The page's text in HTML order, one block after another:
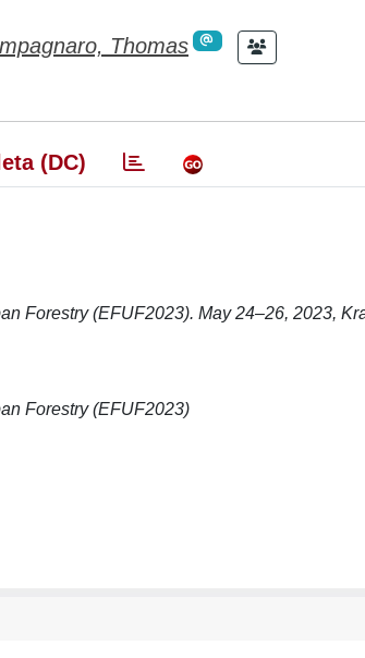
Thomas
(DC)
Forestry (EFUF2023). May 24–26, 2023,
Forestry (EFUF2023)